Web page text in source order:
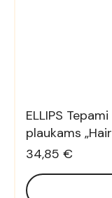
ELLIPS
plaukams
34,85 €